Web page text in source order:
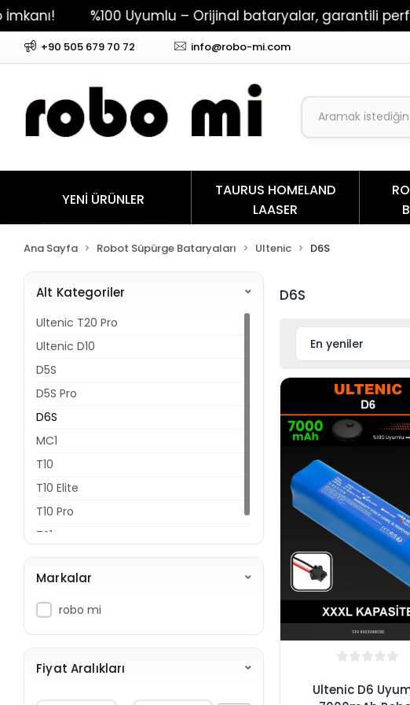
%100 Uyumlu – Orijinal bataryalar, garantili
+90 505 679 70 72 info@robo-mi.com
YENİ ÜRÜNLER
TAURUS HOMELAND
LAASER
Ana Sayfa Robot Süpürge Bataryaları Ultenic D6S
Alt Kategoriler
Ultenic T20 Pro
Ultenic D10
D5S
D5S Pro
D6S
MC1
T10
T10 Elite
T10 Pro
TS1
Markalar
robo mi
Fiyat Aralıkları
D6S
Ultenic D6